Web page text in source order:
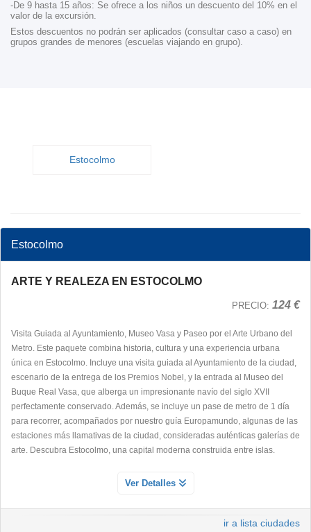
-De 9 hasta 15 años: Se ofrece a los niños un descuento del 10% en el
valor de la excursión.
Estos descuentos no podrán ser aplicados (consultar caso a caso) en
grupos grandes de menores (escuelas viajando en grupo).
Estocolmo
Estocolmo
ARTE Y REALEZA EN ESTOCOLMO
PRECIO: 124 €
Visita Guiada al Ayuntamiento, Museo Vasa y Paseo por el Arte Urbano del
Metro. Este paquete combina historia, cultura y una experiencia urbana
única en Estocolmo. Incluye una visita guiada al Ayuntamiento de la ciudad,
escenario de la entrega de los Premios Nobel, y la entrada al Museo del
Buque Real Vasa, que alberga un impresionante navío del siglo XVII
perfectamente conservado. Además, se incluye un pase de metro de 1 día
para recorrer, acompañados por nuestro guía Europamundo, algunas de las
estaciones más llamativas de la ciudad, consideradas auténticas galerías de
arte. Descubra Estocolmo, una capital moderna construida entre islas.
AYUNTAMIENTO Y BUQUE REAL VASA
en Estocolmo se celebra cada año uno de los eventos más
? En esta ruta te llevaremos a descubrir dos de los
Ver Detalles
ir a lista ciudades